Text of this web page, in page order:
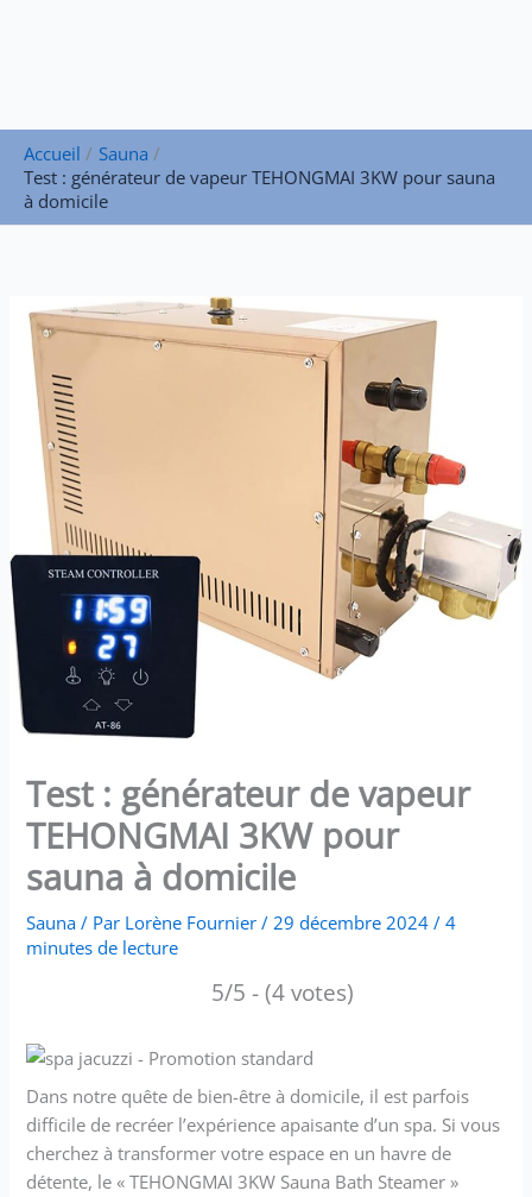
Accueil
Sauna
Test : générateur de vapeur TEHONGMAI 3KW pour sauna
à domicile
Test : générateur de vapeur
TEHONGMAI 3KW pour
sauna à domicile
Sauna / Par Lorène Fournier/29 décembre 2024/4
minutes de lecture
5/5 - (4 votes)
Dans notre quête de bien-être à domicile, il est parfois
difficile de recréer l’expérience apaisante d’un spa. Si vous
cherchez à transformer votre espace en un havre de
détente, le « TEHONGMAI 3KW Sauna Bath Steamer »